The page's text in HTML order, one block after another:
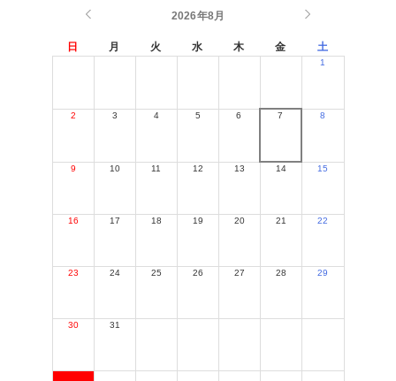
2026年8月
日 月 火 水 木 金 土
1
2 3 4 5 6 7 8
9 10 11 12 13 14 15
16 17 18 19 20 21 22
23 24 25 26 27 28 29
30 31